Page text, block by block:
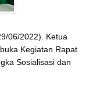
06/2022). Ketua
Kegiatan Rapat
Sosialisasi dan